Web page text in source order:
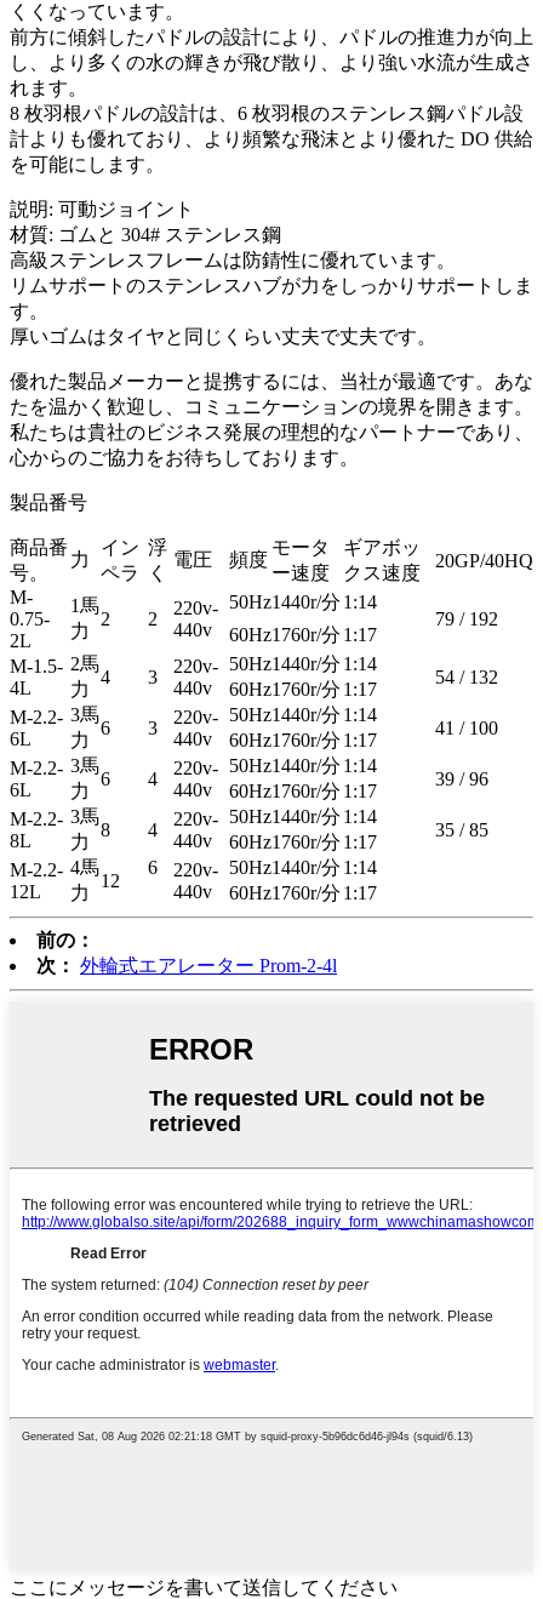
くくなっています。
前方に傾斜したパドルの設計により、パドルの推進力が向上
し、より多くの水の輝きが飛び散り、より強い水流が生成さ
れます。
8 枚羽根パドルの設計は、6 枚羽根のステンレス鋼パドル設
計よりも優れており、より頻繁な飛沫とより優れた DO 供給
を可能にします。
説明: 可動ジョイント
材質: ゴムと 304# ステンレス鋼
高級ステンレスフレームは防錆性に優れています。
リムサポートのステンレスハブが力をしっかりサポートしま
す。
厚いゴムはタイヤと同じくらい丈夫で丈夫です。
優れた製品メーカーと提携するには、当社が最適です。あな
たを温かく歓迎し、コミュニケーションの境界を開きます。
私たちは貴社のビジネス発展の理想的なパートナーであり、
心からのご協力をお待ちしております。
製品番号
商品番
号。
力
イン
ペラ
浮
く
電圧 頻度
モータ
ー速度
ギアボッ
クス速度
20GP/40HQ
M-
0.75-
2L
1馬
力
2 2
220v-
440v
50Hz1440r/分 1:14
79 / 192
60Hz1760r/分 1:17
M-1.5-
4L
2馬
力
4 3
220v-
440v
50Hz1440r/分 1:14
54 / 132
60Hz1760r/分 1:17
M-2.2-
6L
3馬
力
6 3
220v-
440v
50Hz1440r/分 1:14
41 / 100
60Hz1760r/分 1:17
M-2.2-
6L
3馬
力
6 4
220v-
440v
50Hz1440r/分 1:14
39 / 96
60Hz1760r/分 1:17
M-2.2-
8L
3馬
力
8 4
220v-
440v
50Hz1440r/分 1:14
35 / 85
60Hz1760r/分 1:17
M-2.2-
12L
4馬
力
12
6
220v-
440v
50Hz1440r/分 1:14
60Hz1760r/分 1:17
前の：
次： 外輪式エアレーター Prom-2-4l
ここにメッセージを書いて送信してください